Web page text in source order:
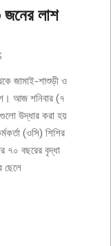
জনের লাশ
জামাই-শাশুড়ী ও
আজ শনিবার (৭
উদ্ধার করা হয়
(ওসি) শিশির
৭০ বছরের বৃদ্ধা
ছেলে